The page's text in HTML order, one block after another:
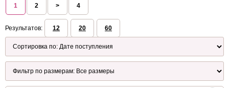
1 2 > 4
Результатов: 12 20 60